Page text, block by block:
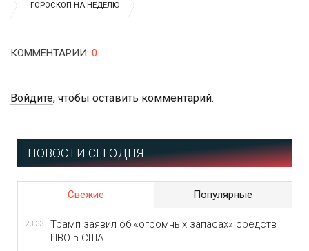
ГОРОСКОП НА НЕДЕЛЮ
КОММЕНТАРИИ: 0
Войдите, чтобы оставить комментарий.
НОВОСТИ СЕГОДНЯ
Свежие Популярные
23:33
Трамп заявил об «огромных запасах» средств
ПВО в США